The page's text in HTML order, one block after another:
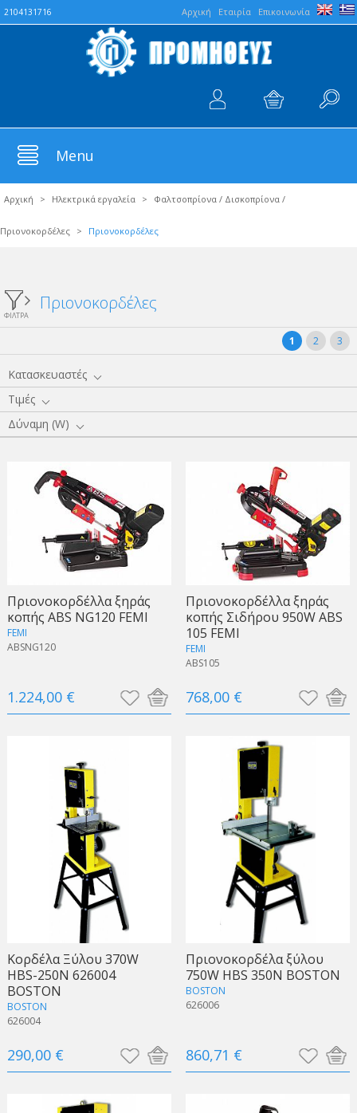
Aρχική Εταιρία Επικοινωνία
2104131716
Menu
Αρχική > Ηλεκτρικά εργαλεία > Φαλτσοπρίονα / Δισκοπρίονα /
Πριονοκορδέλες > Πριονοκορδέλες
ΦΙΛΤΡΑ
Πριονοκορδέλες
1 2 3
Κατασκευαστές
Τιμές
Δύναμη (W)
Πριονοκορδέλλα ξηράς
κοπής ABS NG120 FEMI
FEMI
ABSNG120
1.224,00 €
Πριονοκορδέλλα ξηράς
κοπής Σιδήρου 950W ABS
105 FEMI
FEMI
ABS105
768,00 €
Κορδέλα Ξύλου 370W
HBS-250N 626004
BOSTON
BOSTON
626004
290,00 €
Πριονοκορδέλα ξύλου
750W HBS 350N BOSTON
BOSTON
626006
860,71 €